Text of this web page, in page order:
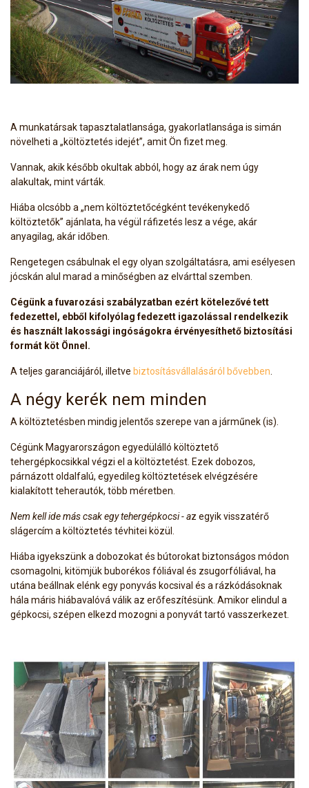
A munkatársak tapasztalatlansága, gyakorlatlansága is simán
növelheti a „költöztetés idejét”, amit Ön fizet meg.
Vannak, akik később okultak abból, hogy az árak nem úgy
alakultak, mint várták.
Hiába olcsóbb a „nem költöztetőcégként tevékenykedő
költöztetők” ajánlata, ha végül ráfizetés lesz a vége, akár
anyagilag, akár időben.
Rengetegen csábulnak el egy olyan szolgáltatásra, ami esélyesen
jócskán alul marad a minőségben az elvárttal szemben.
Cégünk a fuvarozási szabályzatban ezért kötelezővé tett
fedezettel, ebből kifolyólag fedezett igazolással rendelkezik
és használt lakossági ingóságokra érvényesíthető biztosítási
formát köt Önnel.
A teljes garanciájáról, illetve biztosításvállalásáról bővebben.
A négy kerék nem minden
A költöztetésben mindig jelentős szerepe van a járműnek (is).
Cégünk Magyarországon egyedülálló költöztető
tehergépkocsikkal végzi el a költöztetést. Ezek dobozos,
párnázott oldalfalú, egyedileg költöztetések elvégzésére
kialakított teherautók, több méretben.
Nem kell ide más csak egy tehergépkocsi - az egyik visszatérő
slágercím a költöztetés tévhitei közül.
Hiába igyekszünk a dobozokat és bútorokat biztonságos módon
csomagolni, kitömjük buborékos fóliával és zsugorfóliával, ha
utána beállnak elénk egy ponyvás kocsival és a rázkódásoknak
hála máris hiábavalóvá válik az erőfeszítésünk. Amikor elindul a
gépkocsi, szépen elkezd mozogni a ponyvát tartó vasszerkezet.